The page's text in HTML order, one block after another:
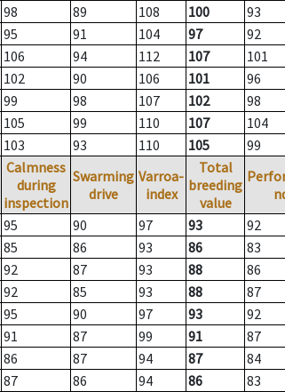
98 89 108 100
93
95 91 104 97
92
106 94 112 107
101
102 90 106 101
96
99 98 107 102
98
105 99 110 107
104
103 93 110 105 99
Calmness
during
inspection
Swarming
drive
Varroa-
index
Total
breeding
value
95 90 97 93
92
85 86 93 86
83
92 87 93 88
86
92 85 93 88
87
95 90 97 93
92
91 87 99 91
87
86 87 94 87
84
87 86 94 86 83